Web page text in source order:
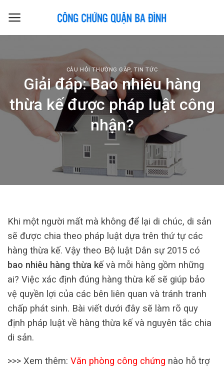
CÂU HỎI THƯỜNG GẶP,TIN TỨC
Giải đáp: Bao nhiêu hàng
thừa kế được pháp luật công
nhận?
Khi một người mất mà không để lại di chúc, di sản
sẽ được chia theo pháp luật dựa trên thứ tự các
hàng thừa kế. Vậy theo Bộ luật Dân sự 2015 có
bao nhiêu hàng thừa kếvà mỗi hàng gồm những
ai? Việc xác định đúng hàng thừa kế sẽ giúp bảo
vệ quyền lợi của các bên liên quan và tránh tranh
chấp phát sinh. Bài viết dưới đây sẽ làm rõ quy
định pháp luật về hàng thừa kế và nguyên tắc chia
di sản.
>>> Xem thêm: Văn phòng công chứng nào hỗ trợ